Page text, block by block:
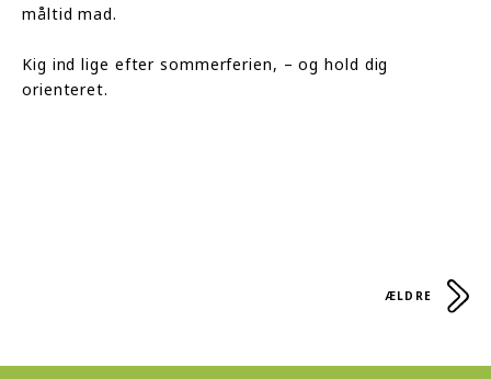
måltid mad.
Kig ind lige efter sommerferien, – og hold dig
orienteret.
ÆLDRE